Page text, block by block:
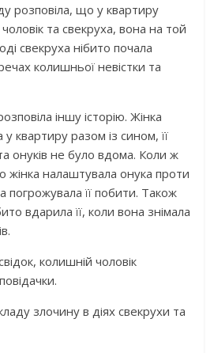
розповіла, що у квартиру
та свекруха, вона на той
свекруха нібито почала
колишньої невістки та
іншу історію. Жінка
квартиру разом із сином, її
онуків не було вдома. Коли ж
жінка налаштувала онука проти
її побити. Також
вдарила її, коли вона знімала
колишній чоловік
злочину в діях свекрухи та